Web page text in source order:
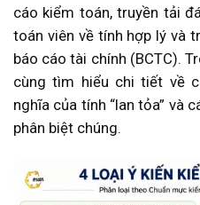
cáo kiểm toán, truyền tải
toán viên về tính hợp lý và
báo cáo tài chính (BCTC).
cùng tìm hiểu chi tiết về
nghĩa của tính “lan tỏa” và
phân biệt chúng.